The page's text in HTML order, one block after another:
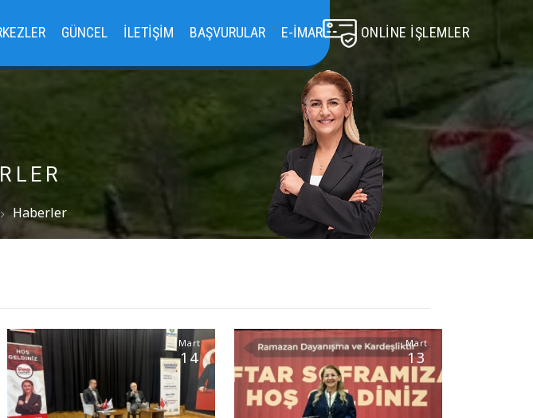
GÜNCEL İLETIŞIM BAŞVURULAR E-İMAR ONLINE İŞLEMLER
Haberler
Mart
14
Mart
13